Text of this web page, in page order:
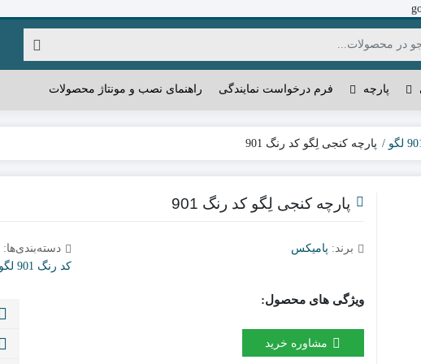
پارچه فرم درخواست نمایندگی راهنمای نصب و مونتاژ محصولات
پارچه کنجی لِگو کد رنگ 901
پارچه کنجی لِگو کد رنگ 901
برند: پامیکس دسته‌بندی‌ها:
کد رنگ 901 لگو
ویژگی های محصول:
مشاوره خرید